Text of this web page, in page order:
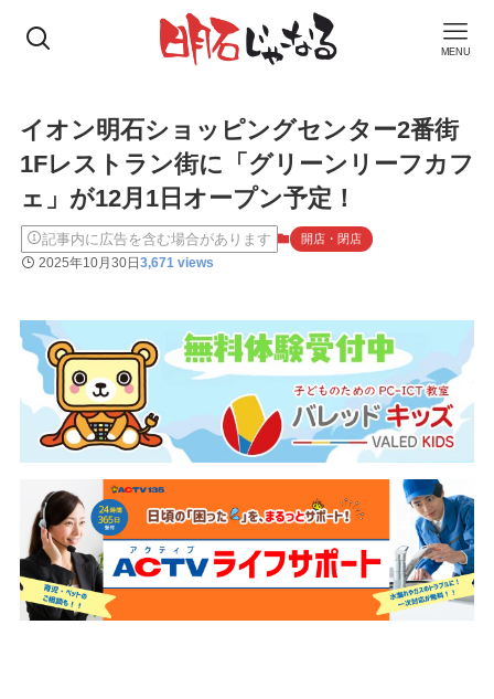
MENU
イオン明石ショッピングセンター2番街
1Fレストラン街に「グリーンリーフカフ
ェ」が12月1日オープン予定！
記事内に広告を含む場合があります 開店・閉店
2025年10月30日3,671 views